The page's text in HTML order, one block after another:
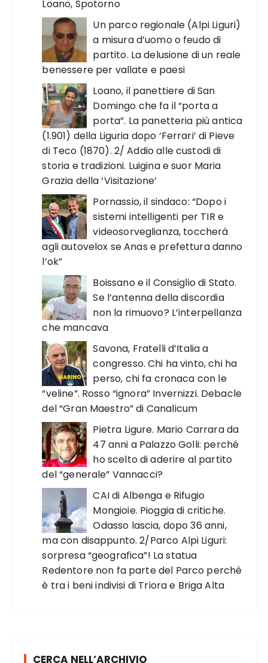
Loano, Spotorno
Un parco regionale (Alpi Liguri)
a misura d’uomo o feudo di
partito. La delusione di un reale
benessere per vallate e paesi
Loano, il panettiere di San
Domingo che fa il “porta a
porta”. La panetteria più antica
(1.901) della Liguria dopo ‘Ferrari’ di Pieve
di Teco (1870). 2/ Addio alle custodi di
storia e tradizioni. Luigina e suor Maria
Grazia della ‘Visitazione’
Pornassio, il sindaco: “Dopo i
sistemi intelligenti per TIR e
videosorveglianza, toccherà
agli autovelox se Anas e prefettura danno
l’ok”
Boissano e il Consiglio di Stato.
Se l’antenna della discordia
non la rimuovo? L’interpellanza
che mancava
Savona, Fratelli d’Italia a
congresso. Chi ha vinto, chi ha
perso, chi fa cronaca con le
“veline”. Rosso “ignora” Invernizzi. Debacle
del “Gran Maestro” di Canalicum
Pietra Ligure. Mario Carrara da
47 anni a Palazzo Golli: perché
ho scelto di aderire al partito
del “generale” Vannacci?
CAI di Albenga e Rifugio
Mongioie. Pioggia di critiche.
Odasso lascia, dopo 36 anni,
ma con disappunto. 2/Parco Alpi Liguri:
sorpresa “geografica”! La statua
Redentore non fa parte del Parco perché
è tra i beni indivisi di Triora e Briga Alta
CERCA NELL’ARCHIVIO